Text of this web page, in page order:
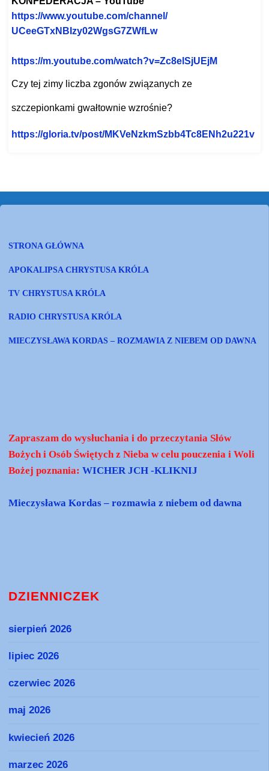
https://www.youtube.com/channel/
UCeeGTxNBIzy02WgsG7ZWfLw
https://m.youtube.com/watch?v=Zc8elSjUEjM
Czy tej zimy liczba zgonów związanych ze
szczepionkami gwałtownie wzrośnie?
https://gloria.tv/post/MKVeNzkmSzbb4Tc8ENh2u221v
STRONA GŁÓWNA
APOKALIPSA CHRYSTUSA KRÓLA
TV CHRYSTUSA KRÓLA
RADIO CHRYSTUSA KRÓLA
MIECZYSŁAWA KORDAS – ROZMAWIA Z NIEBEM OD DAWNA
Zapraszam do wysłuchania i do przeczytania Słów
Bożych i Osób Świętych z Nieba w celu pouczenia i Woli
Bożej poznania:WICHER JCH -KLIKNIJ
Mieczysława Kordas – rozmawia z niebem od dawna
DZIENNICZEK
sierpień 2026
lipiec 2026
czerwiec 2026
maj 2026
kwiecień 2026
marzec 2026